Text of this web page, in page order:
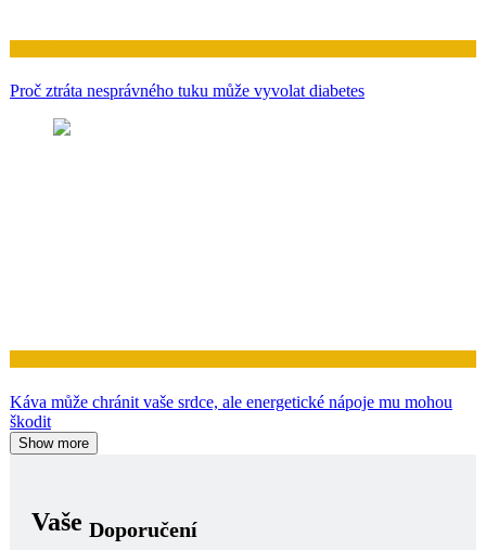
Proč ztráta nesprávného tuku může vyvolat diabetes
Káva může chránit vaše srdce, ale energetické nápoje mu mohou
škodit
Show more
Vaše Doporučení